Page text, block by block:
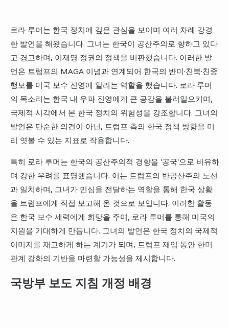
로라 루머는 한국 정치에 깊은 관심을 보이며 여러 차례 강경
한 발언을 해왔습니다. 그녀는 한국이 공산주의로 향하고 있다
고 경고하며, 이재명 정권의 정책을 비판했습니다. 이러한 발
언은 트럼프의 MAGA 이념과 연계되어 한국의 반미·친북·친중
행보를 미국 보수 진영에 알리는 역할을 했습니다. 로라 루머
의 목소리는 한국 내 우파 진영에게 큰 공감을 불러일으키며,
국제적 시각에서 본 한국 정치의 위험성을 강조합니다. 그녀의
발언은 단순한 의견이 아닌, 트럼프 측의 한국 정책 방향을 미
리 엿볼 수 있는 지표로 작용합니다.
특히 로라 루머는 한국의 공산주의적 경향을 '공국'으로 비유하
며 강한 우려를 표명했습니다. 이는 트럼프의 반공산주의 노선
과 일치하며, 그녀가 민심을 전달하는 역할을 통해 한국 상황
을 트럼프에게 직접 보고해 온 것으로 보입니다. 이러한 활동
은 한국 보수 세력에게 희망을 주며, 로라 루머를 통해 미국의
지원을 기대하게 만듭니다. 그녀의 발언은 한국 정치의 국제적
이미지를 재고하게 하는 계기가 되며, 트럼프 재임 동안 한미
관계 강화의 기반을 마련할 가능성을 제시합니다.
국방부 보도 지침 개정 배경